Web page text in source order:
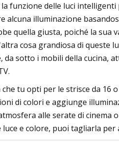
funzione delle luci
alcuna illuminazione
quella giusta, poiché la sua
cosa grandiosa di queste
da sotto i mobili della cucina,
tu opti per le strisce da 16
di colori e aggiunge
alle serate di cinema
e colore, puoi tagliarla per